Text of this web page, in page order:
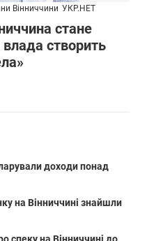
Вінниччини УКР.НЕТ
стане
створить
доходи понад
на Вінниччині знайшли